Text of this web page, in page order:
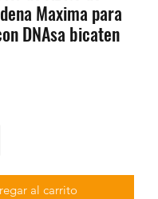
Maxima para
DNAsa bicaten
al carrito